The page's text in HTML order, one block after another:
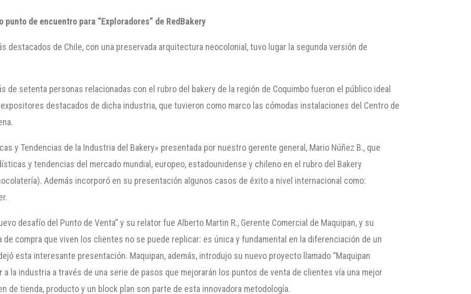
de encuentro para “Exploradores” de RedBakery
destacados de Chile, con una preservada arquitectura neocolonial, tuvo lugar la segunda versión de
de setenta personas relacionadas con el rubro del bakery de la región de Coquimbo fueron el público ideal
destacados de dicha industria, que tuvieron como marco las cómodas instalaciones del Centro de
y Tendencias de la Industria del Bakery» presentada por nuestro gerente general, Mario Núñez B., que
y tendencias del mercado mundial, europeo, estadounidense y chileno en el rubro del Bakery
Además incorporó en su presentación algunos casos de éxito a nivel internacional como:
desafío del Punto de Venta” y su relator fue Alberto Martin R., Gerente Comercial de Maquipan, y su
de compra que viven los clientes no se puede replicar: es única y fundamental en la diferenciación de un
esta interesante presentación. Maquipan, además, introdujo su nuevo proyecto llamado “Maquipan
a la industria a través de una serie de pasos que mejorarán los puntos de venta de clientes vía una mejor
de tienda, producto y un block plan son parte de esta innovadora metodología.